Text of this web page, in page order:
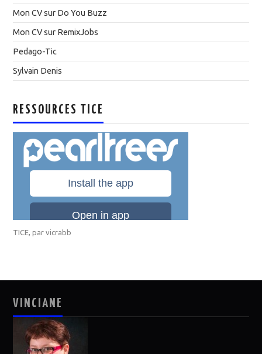
Mon CV sur Do You Buzz
Mon CV sur RemixJobs
Pedago-Tic
Sylvain Denis
RESSOURCES TICE
TICE, parvicrabb
VINCIANE